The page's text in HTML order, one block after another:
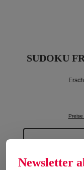
SUDOKU
Newsletter